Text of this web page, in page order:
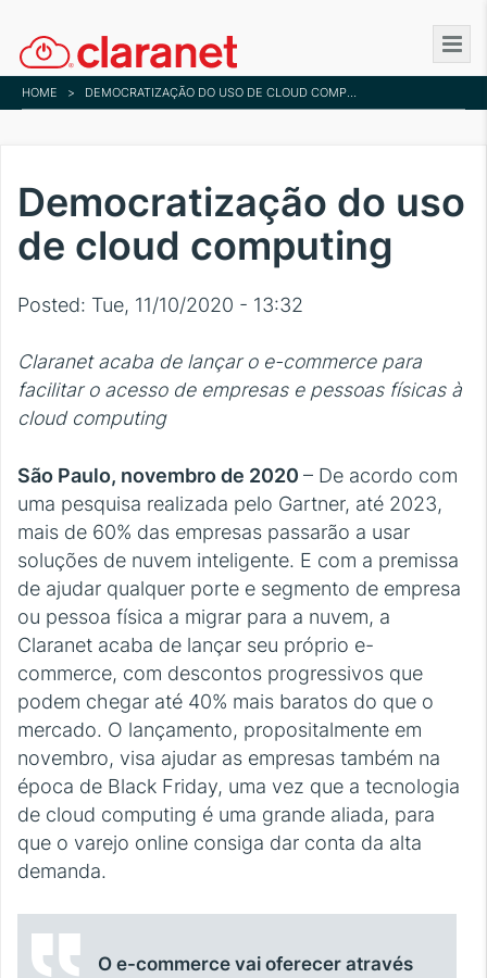
to
main
content
HOME > DEMOCRATIZAÇÃO DO USO DE CLOUD COMPUTING
Democratização do uso
de cloud computing
Posted: Tue, 11/10/2020 - 13:32
Claranet acaba de lançar o e-commerce para
facilitar o acesso de empresas e pessoas físicas à
cloud computing
São Paulo, novembro de 2020 – De acordo com
uma pesquisa realizada pelo Gartner, até 2023,
mais de 60% das empresas passarão a usar
soluções de nuvem inteligente. E com a premissa
de ajudar qualquer porte e segmento de empresa
ou pessoa física a migrar para a nuvem, a
Claranet acaba de lançar seu próprio e-
commerce, com descontos progressivos que
podem chegar até 40% mais baratos do que o
mercado. O lançamento, propositalmente em
novembro, visa ajudar as empresas também na
época de Black Friday, uma vez que a tecnologia
de cloud computing é uma grande aliada, para
que o varejo online consiga dar conta da alta
demanda.
O e-commerce vai oferecer através